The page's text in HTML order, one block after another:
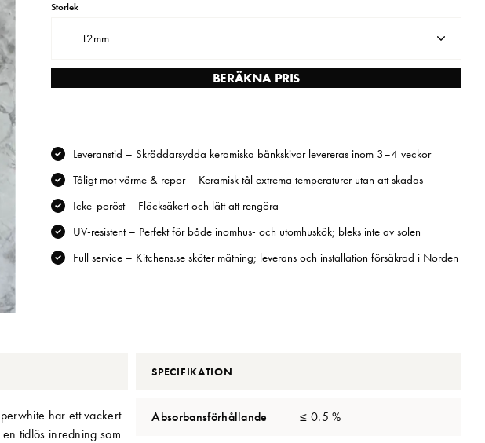
Storlek
12mm
BERÄKNA PRIS
Leveranstid – Skräddarsydda keramiska bänkskivor levereras inom 3–4 veckor
Tåligt mot värme & repor – Keramisk tål extrema temperaturer utan att skadas
Icke-poröst – Fläcksäkert och lätt att rengöra
UV-resistent – Perfekt för både inomhus- och utomhuskök; bleks inte av solen
Full service – Kitchens.se sköter mätning; leverans och installation försäkrad i Norden
har ett vackert
tidlös inredning som
SPECIFIKATION
Absorbansförhållande ≤ 0.5 %